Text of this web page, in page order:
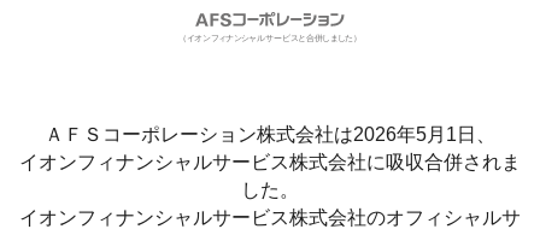
ＡＦＳコーポレーション株式会社は2026年5月1日、
イオンフィナンシャルサービス株式会社に吸収合併されま
した。
イオンフィナンシャルサービス株式会社のオフィシャルサ